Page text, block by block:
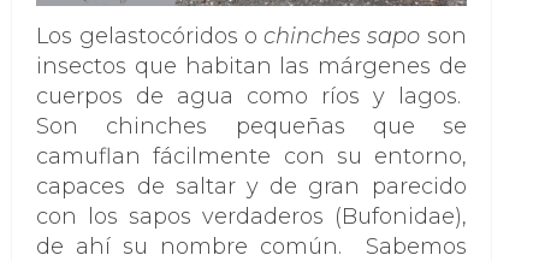
Los gelastocóridos ochinches sapo son
insectos que habitan las márgenes de
cuerpos de agua como ríos y lagos.
Son chinches pequeñas que se
camuflan fácilmente con su entorno,
capaces de saltar y de gran parecido
con los sapos verdaderos (Bufonidae),
de ahí su nombre común. Sabemos